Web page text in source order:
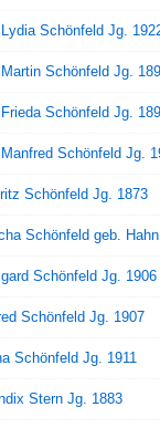
Schönfeld Jg.
Schönfeld Jg.
Schönfeld Jg.
Schönfeld Jg.
Schönfeld Jg. 1873
Schönfeld geb.
Schönfeld Jg. 1906
Schönfeld Jg. 1907
Schönfeld Jg. 1911
Stern Jg. 1883